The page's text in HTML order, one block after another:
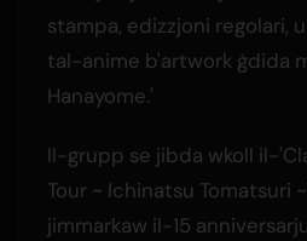
stampa, edizzjoni regolari,
tal-anime b'artwork ġdida
Hanayome.'
Il-grupp se jibda wkoll il-
Tour ~ Ichinatsu Tomatsuri
jimmarkaw il-15